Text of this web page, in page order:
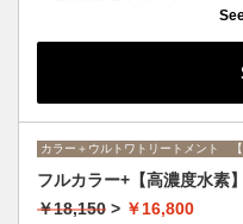
インナーカラーに必要なブリ
す）
カラー＋ウルトワトリートメント 【
フルカラー+【高濃度水素
￥18,150 > ￥16,800